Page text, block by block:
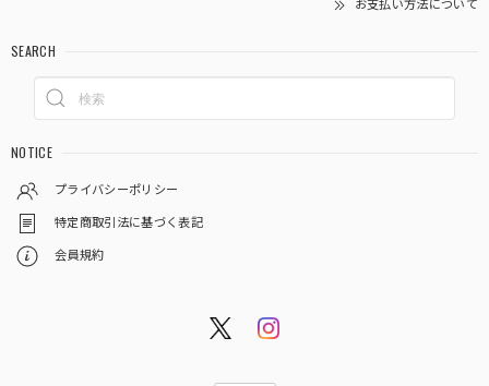
お支払い方法について
SEARCH
NOTICE
プライバシーポリシー
特定商取引法に基づく表記
会員規約